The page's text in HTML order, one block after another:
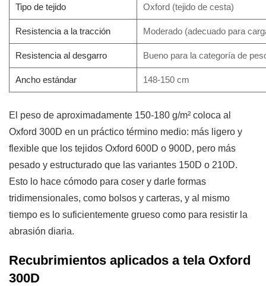
6
Consejos
prácticos
de
de
Oxford
300D
Tipo de tejido Oxford (tejido de cesta)
Resistencia a la tracción Moderado (adecuado para
Resistencia al desgarro Bueno para la categoría de
Ancho estándar 148-150 cm
El peso de aproximadamente 150-180 g/m² coloca al
Oxford 300D en un práctico término medio: más ligero y
flexible que los tejidos Oxford 600D o 900D, pero más
pesado y estructurado que las variantes 150D o 210D.
Esto lo hace cómodo para coser y darle formas
tridimensionales, como bolsos y carteras, y al mismo
tiempo es lo suficientemente grueso como para resistir la
abrasión diaria.
Recubrimientos aplicados a tela Oxford
300D